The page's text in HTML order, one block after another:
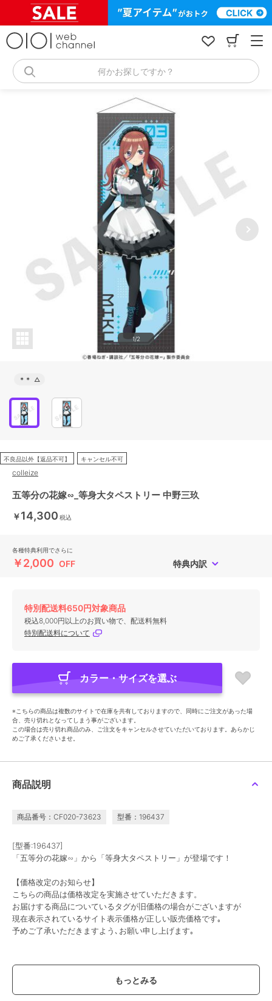
何かお探しですか？
1/2
＊＊ △
不良品以外【返品不可】 キャンセル不可
colleize
五等分の花嫁∽_等身大タペストリー 中野三玖
￥14,300 税込
各種特典利用でさらに
￥2,000 OFF 特典内訳
特別配送料650円対象商品
税込8,000円以上のお買い物で、配送料無料
特別配送料について
カラー・サイズを選ぶ
※こちらの商品は複数のサイトで在庫を共有しておりますので、同時にご注文があった場
合、売り切れとなってしまう事がございます。
この場合は売り切れ商品のみ、ご注文をキャンセルさせていただいております。あらかじ
めご了承くださいませ。
商品説明
商品番号：CF020-73623 型番：196437
[型番:196437]
「五等分の花嫁∽」から「等身大タペストリー」が登場です！
【価格改定のお知らせ】
こちらの商品は価格改定を実施させていただきます。
お届けする商品についているタグが旧価格の場合がございますが
現在表示されているサイト表示価格が正しい販売価格です｡
予めご了承いただきますよう､お願い申し上げます｡